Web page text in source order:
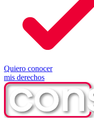
Quiero conocer
mis derechos